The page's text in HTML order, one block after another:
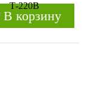
Т-220B
В корзину